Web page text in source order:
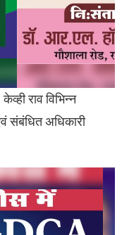
राव विभिन्न
संबंधित अधिकारी